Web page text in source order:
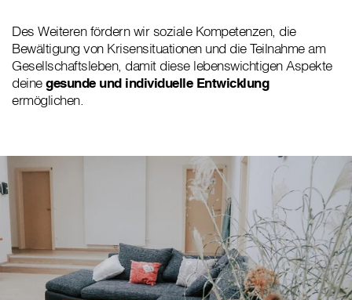
Des Weiteren fördern wir soziale Kompetenzen, die
Bewältigung von Krisensituationen und die Teilnahme am
Gesellschaftsleben, damit diese lebenswichtigen Aspekte
deinegesunde und individuelle Entwicklung
ermöglichen.